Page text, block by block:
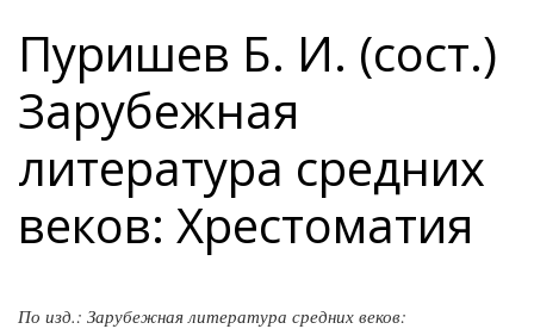
Пуришев Б. И. (сост.)
Зарубежная
литература средних
веков: Хрестоматия
По изд.: Зарубежная литература средних веков: